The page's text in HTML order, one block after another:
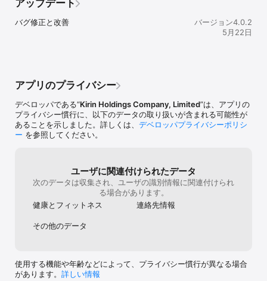
--------
運動、睡眠、食事、飲酒、体重など、日々の健康記録が可能です。
日々の生活のア中でどのくらいの健康行動を実現できているかを、
できます。貯まったポイントは、健康商品の購入に１ポイント１円
相当として利用可能です。
特徴③　豊富なチーム対抗イベントの実施
ウォーキング、適正飲酒や免疫ケアなど、キリン独自開発の健康イ
ベントに本アプリから参加可能です。
取り組みの参考に、皆の健康行動を確認してみましょう。
【こんな人におすすめです】
日常でできる健康行動をやりたい方
チームで健康を目指し、モチベーションを高めたい方
健康ポイントを貯めて商品と交換したい方
アップデート
バグ修正と改善
バージョン4.0.2
5月22日
アプリのプライバシー
デベロッパである“Kirin Holdings Company, Limited”は、アプリの
プライバシー慣行に、以下のデータの取り扱いが含まれる可能性が
あることを示しました。詳しくは、 デベロッパプライバシーポリシ
ー を参照してください。
ユーザに関連付けられたデータ
次のデータは収集され、ユーザの識別情報に関連付けられ
る場合があります。
健康とフィットネス
連絡先情報
その他のデータ
使用する機能や年齢などによって、プライバシー慣行が異なる場合
があります。 詳しい情報